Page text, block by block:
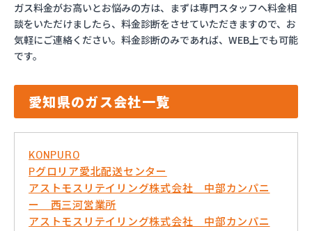
ガス料金がお高いとお悩みの方は、まずは専門スタッフへ料金相
談をいただけましたら、料金診断をさせていただきますので、お
気軽にご連絡ください。料金診断のみであれば、WEB上でも可能
です。
愛知県のガス会社一覧
KONPURO
Pグロリア愛北配送センター
アストモスリテイリング株式会社 中部カンパニ
ー 西三河営業所
アストモスリテイリング株式会社 中部カンパニ